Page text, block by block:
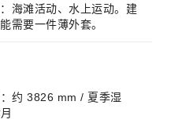
海滩活动、水上运动。建
需要一件薄外套。
约 3826 mm / 夏季湿